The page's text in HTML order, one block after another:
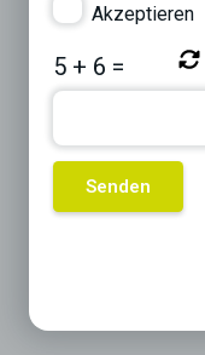
Akzeptieren
5 + 6 =